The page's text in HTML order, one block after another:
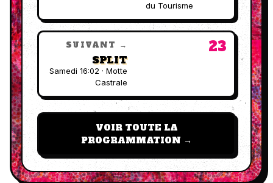
du Tourisme
SUIVANT →
SPLIT
Samedi 16:02 · Motte
Castrale
23
VOIR TOUTE LA
PROGRAMMATION →